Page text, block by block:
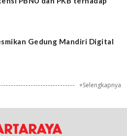
Gedung Mandiri Digital
+Selengkapnya